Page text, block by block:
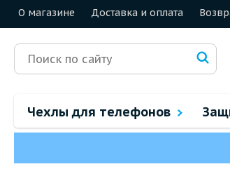
О магазине Доставка и оплата
Чехлы для телефонов